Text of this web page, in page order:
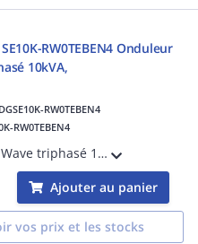
RW0TEBEN4 Onduleur
10kVA,
RW0TEBEN4
RW0TEBEN4
Onduleur Wave triphasé 10kVA, gamme Résidentielle, compatible avec l'écosystème de SolarEdge : Chargeur de VE, et appareils de domotique.
Ajouter au panier
vos prix et les stocks